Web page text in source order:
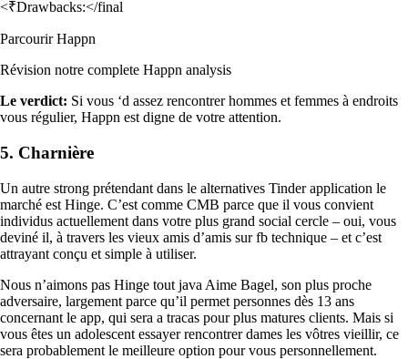
<₹Drawbacks:</final
Parcourir Happn
Révision notre complete Happn analysis
Le verdict: Si vous ‘d assez rencontrer hommes et femmes à endroits
vous régulier, Happn est digne de votre attention.
5. Charnière
Un autre strong prétendant dans le alternatives Tinder application le
marché est Hinge. C’est comme CMB parce que il vous convient
individus actuellement dans votre plus grand social cercle – oui, vous
deviné il, à travers les vieux amis d’amis sur fb technique – et c’est
attrayant conçu et simple à utiliser.
Nous n’aimons pas Hinge tout java Aime Bagel, son plus proche
adversaire, largement parce qu’il permet personnes dès 13 ans
concernant le app, qui sera a tracas pour plus matures clients. Mais si
vous êtes un adolescent essayer rencontrer dames les vôtres vieillir, ce
sera probablement le meilleure option pour vous personnellement.